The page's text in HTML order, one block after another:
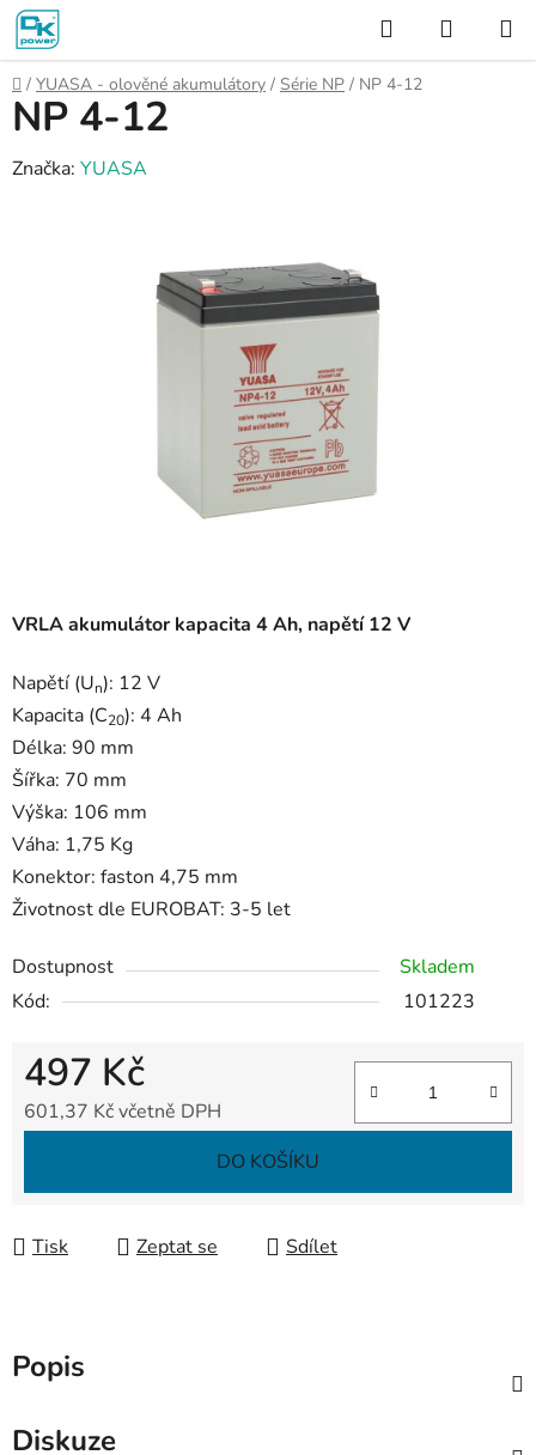
Přejít
obsah
Hledat
KOŠÍK
Domů
/ YUASA - olověné akumulátory / Série NP / NP 4-12
VRLA akumulátor kapacita 4 Ah, napětí 12 V
Napětí (Un): 12 V
Kapacita (C20): 4 Ah
Délka: 90 mm
Šířka: 70 mm
Výška: 106 mm
Váha: 1,75 Kg
Konektor: faston 4,75 mm
Životnost dle EUROBAT: 3-5 let
Dostupnost
Skladem
Kód:
101223
497 Kč
601,37 Kč včetně DPH
DO KOŠÍKU
Tisk Zeptat se Sdílet
NP 4-12
Značka: YUASA
Popis
Diskuze